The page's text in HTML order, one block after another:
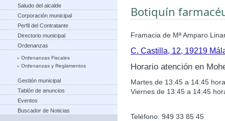
Saludo del alcalde
Corporación municipal
Perfil del Contratante
Directorio municipal
Ordenanzas
Ordenanzas Fiscales
Ordenanzas y Reglamentos
Gestión municipal
Tablón de anuncios
Eventos
Buscador de Noticias
Botiquín
Framacia de Mª Amparo
C. Castilla, 12, 19219
Horario atención en
Martes de 13:45 a 14:45
Viernes de 13:45 a 14:45
Teléfono: 949 33 85 45